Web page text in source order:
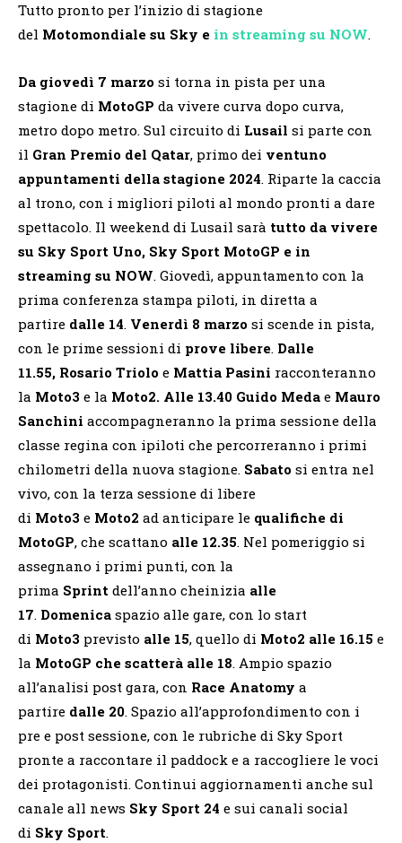
Tutto pronto per l’inizio di stagione
del Motomondiale su Sky e in streaming su NOW.
Da giovedì 7 marzo si torna in pista per una
stagione di MotoGP da vivere curva dopo curva,
metro dopo metro. Sul circuito di Lusail si parte con
il Gran Premio del Qatar, primo dei ventuno
appuntamenti della stagione 2024. Riparte la caccia
al trono, con i migliori piloti al mondo pronti a dare
spettacolo. Il weekend di Lusail sarà tutto da vivere
su Sky Sport Uno, Sky Sport MotoGP e in
streaming su NOW. Giovedì, appuntamento con la
prima conferenza stampa piloti, in diretta a
partire dalle 14. Venerdì 8 marzo si scende in pista,
con le prime sessioni di prove libere. Dalle
11.55, Rosario Triolo e Mattia Pasini racconteranno
la Moto3 e la Moto2. Alle 13.40 Guido Meda e Mauro
Sanchini accompagneranno la prima sessione della
classe regina con ipiloti che percorreranno i primi
chilometri della nuova stagione. Sabato si entra nel
vivo, con la terza sessione di libere
di Moto3 e Moto2 ad anticipare le qualifiche di
MotoGP, che scattano alle 12.35. Nel pomeriggio si
assegnano i primi punti, con la
prima Sprint dell’anno cheinizia alle
17. Domenica spazio alle gare, con lo start
di Moto3 previsto alle 15, quello di Moto2 alle 16.15 e
la MotoGP che scatterà alle 18. Ampio spazio
all’analisi post gara, con Race Anatomy a
partire dalle 20. Spazio all’approfondimento con i
pre e post sessione, con le rubriche di Sky Sport
pronte a raccontare il paddock e a raccogliere le voci
dei protagonisti. Continui aggiornamenti anche sul
canale all news Sky Sport 24 e sui canali social
di Sky Sport.